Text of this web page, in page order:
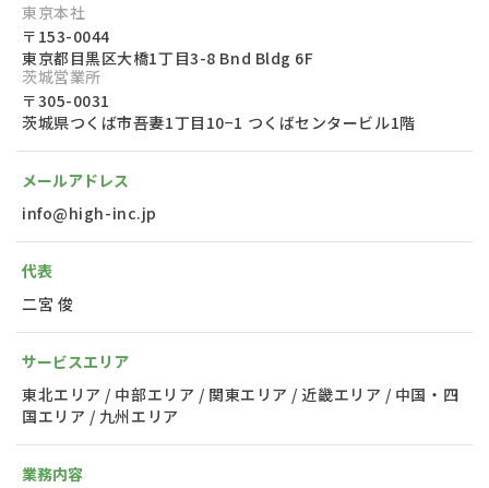
東京本社
〒153-0044
東京都目黒区大橋1丁目3-8 Bnd Bldg 6F
茨城営業所
〒305-0031
茨城県つくば市吾妻1丁目10−1 つくばセンタービル1階
メールアドレス
info@high-inc.jp
代表
二宮 俊
サービスエリア
東北エリア / 中部エリア / 関東エリア / 近畿エリア / 中国・四
国エリア / 九州エリア
業務内容